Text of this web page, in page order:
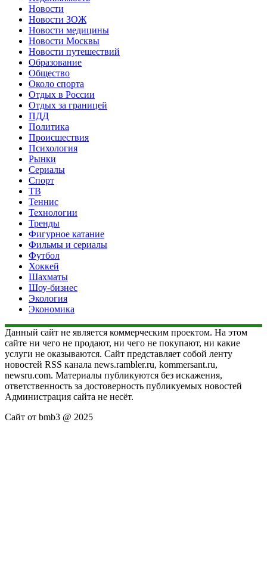
Новости
Новости ЗОЖ
Новости медицины
Новости Москвы
Новости путешествий
Образование
Общество
Около спорта
Отдых в России
Отдых за границей
ПДД
Политика
Происшествия
Психология
Рынки
Сериалы
Спорт
ТВ
Теннис
Технологии
Тренды
Фигурное катание
Фильмы и сериалы
Футбол
Хоккей
Шахматы
Шоу-бизнес
Экология
Экономика
Данный сайт не является коммерческим проектом. На этом
сайте ни чего не продают, ни чего не покупают, ни какие
услуги не оказываются. Сайт представляет собой ленту
новостей RSS канала news.rambler.ru, kommersant.ru,
newsru.com. Материалы публикуются без искажения,
ответственность за достоверность публикуемых новостей
Администрация сайта не несёт.
Сайт от bmb3 @ 2025